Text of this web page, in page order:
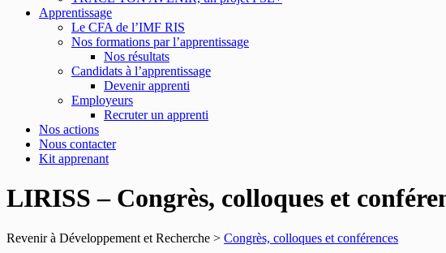
Apprentissage
Le CFA de l’IMF RIS
Nos formations par l’apprentissage
Nos résultats
Candidats à l’apprentissage
Devenir apprenti
Employeurs
Recruter un apprenti
Nos actions
Nous contacter
Kit apprenant
LIRISS – Congrès, colloques et
Revenir à Développement et Recherche > Congrès, colloques et conférences